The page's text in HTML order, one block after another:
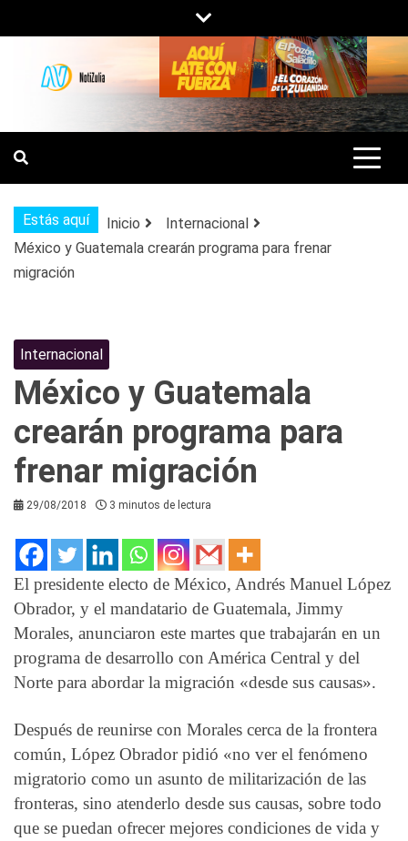
al
contenido
NOTIZULIA
NOTICIAS DEL ZULIA, VENEZUELA Y
DE INTERÉS GENERAL.
Estás aquí Inicio
Internacional
México y Guatemala crearán programa para frenar
migración
Internacional
México y Guatemala
crearán programa para
frenar migración
29/08/2018 3 minutos de lectura
El presidente electo de México, Andrés Manuel López
Obrador, y el mandatario de Guatemala, Jimmy
Morales, anunciaron este martes que trabajarán en un
programa de desarrollo con América Central y del
Norte para abordar la migración «desde sus causas».
Después de reunirse con Morales cerca de la frontera
común, López Obrador pidió «no ver el fenómeno
migratorio como un asunto de militarización de las
fronteras, sino atenderlo desde sus causas, sobre todo
que se puedan ofrecer mejores condiciones de vida y